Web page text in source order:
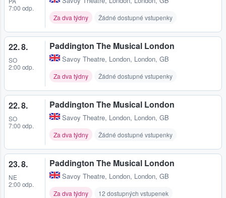
7:00 odp.
Za dva týdny Žádné dostupné vstupenky
22. 8.
SO
2:00 odp.
Paddington The Musical London
Savoy Theatre, London, London, GB
Za dva týdny Žádné dostupné vstupenky
22. 8.
SO
7:00 odp.
Paddington The Musical London
Savoy Theatre, London, London, GB
Za dva týdny Žádné dostupné vstupenky
23. 8.
NE
2:00 odp.
Paddington The Musical London
Savoy Theatre, London, London, GB
Za dva týdny 12 dostupných vstupenek